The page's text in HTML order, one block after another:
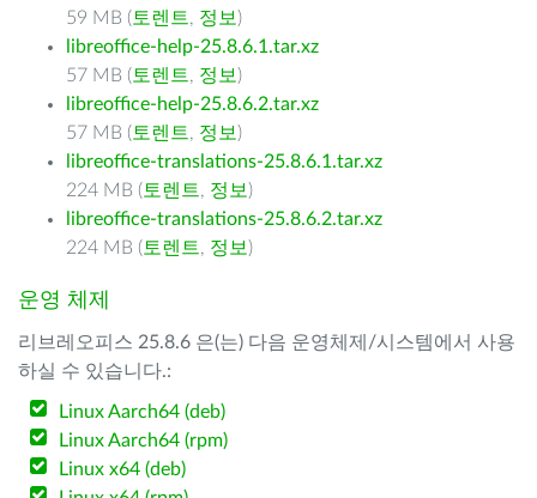
59 MB ( 토렌트, 정보 )
libreoffice-help-25.8.6.1.tar.xz
57 MB ( 토렌트, 정보 )
libreoffice-help-25.8.6.2.tar.xz
57 MB ( 토렌트, 정보 )
libreoffice-translations-25.8.6.1.tar.xz
224 MB ( 토렌트, 정보 )
libreoffice-translations-25.8.6.2.tar.xz
224 MB ( 토렌트, 정보 )
운영 체제
리브레오피스 25.8.6 은(는) 다음 운영체제/시스템에서 사용
하실 수 있습니다.:
Linux Aarch64 (deb)
Linux Aarch64 (rpm)
Linux x64 (deb)